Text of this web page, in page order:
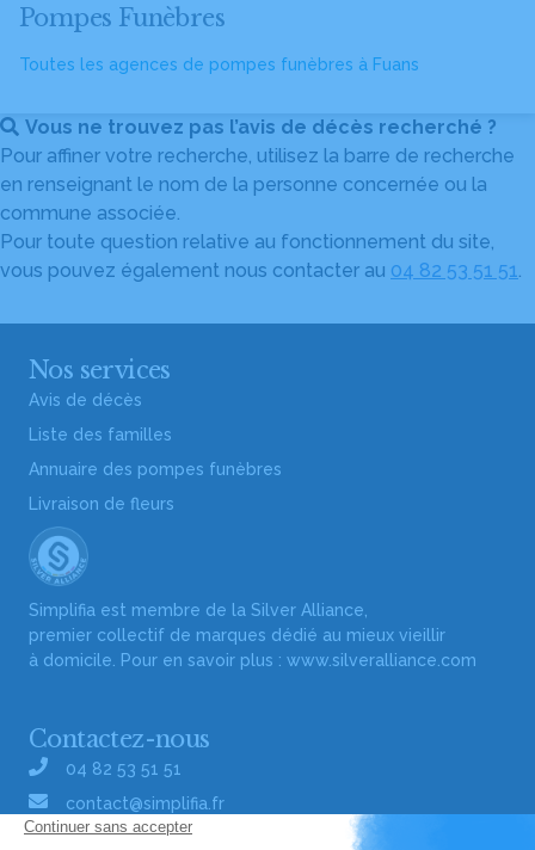
Pompes Funèbres
Toutes les agences de pompes funèbres à Fuans
Vous ne trouvez pas l’avis de décès recherché ?
Pour affiner votre recherche, utilisez la barre de recherche
en renseignant le nom de la personne concernée ou la
commune associée.
Pour toute question relative au fonctionnement du site,
vous pouvez également nous contacter au 04 82 53 51 51.
Nos services
Avis de décès
Liste des familles
Annuaire des pompes funèbres
Livraison de fleurs
Simplifia est membre de la Silver Alliance,
premier collectif de marques dédié au mieux vieillir
à domicile. Pour en savoir plus : www.silveralliance.com
Contactez-nous
04 82 53 51 51
contact@simplifia.fr